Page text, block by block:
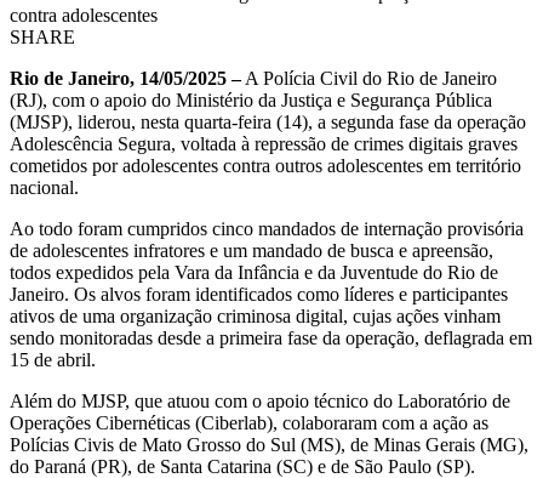
contra adolescentes
SHARE
Rio de Janeiro, 14/05/2025 –A Polícia Civil do Rio de Janeiro
(RJ), com o apoio do Ministério da Justiça e Segurança Pública
(MJSP), liderou, nesta quarta-feira (14), a segunda fase da operação
Adolescência Segura, voltada à repressão de crimes digitais graves
cometidos por adolescentes contra outros adolescentes em território
nacional.
Ao todo foram cumpridos cinco mandados de internação provisória
de adolescentes infratores e um mandado de busca e apreensão,
todos expedidos pela Vara da Infância e da Juventude do Rio de
Janeiro. Os alvos foram identificados como líderes e participantes
ativos de uma organização criminosa digital, cujas ações vinham
sendo monitoradas desde a primeira fase da operação, deflagrada em
15 de abril.
Além do MJSP, que atuou com o apoio técnico do Laboratório de
Operações Cibernéticas (Ciberlab), colaboraram com a ação as
Polícias Civis de Mato Grosso do Sul (MS), de Minas Gerais (MG),
do Paraná (PR), de Santa Catarina (SC) e de São Paulo (SP).